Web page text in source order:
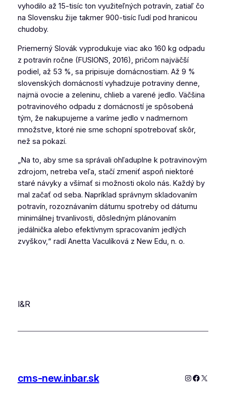
vyhodilo až 15-tisíc ton využiteľných potravín, zatiaľ čo
na Slovensku žije takmer 900-tisíc ľudí pod hranicou
chudoby.
Priemerný Slovák vyprodukuje viac ako 160 kg odpadu
z potravín ročne (FUSIONS, 2016), pričom najväčší
podiel, až 53 %, sa pripisuje domácnostiam. Až 9 %
slovenských domácností vyhadzuje potraviny denne,
najmä ovocie a zeleninu, chlieb a varené jedlo. Väčšina
potravinového odpadu z domácností je spôsobená
tým, že nakupujeme a varíme jedlo v nadmernom
množstve, ktoré nie sme schopní spotrebovať skôr,
než sa pokazí.
„Na to, aby sme sa správali ohľaduplne k potravinovým
zdrojom, netreba veľa, stačí zmeniť aspoň niektoré
staré návyky a všímať si možnosti okolo nás. Každý by
mal začať od seba. Napríklad správnym skladovaním
potravín, rozoznávaním dátumu spotreby od dátumu
minimálnej trvanlivosti, dôsledným plánovaním
jedálnička alebo efektívnym spracovaním jedlých
zvyškov,“ radí Anetta Vaculíková z New Edu, n. o.
I&R
cms-new.inbar.sk Instagram
X